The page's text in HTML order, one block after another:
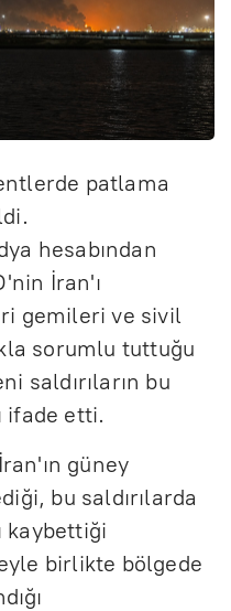
patlama
hesabından
İran'ı
gemileri ve sivil
sorumlu tuttuğu
saldırıların bu
ifade etti.
güney
bu saldırılarda
kaybettiği
birlikte bölgede